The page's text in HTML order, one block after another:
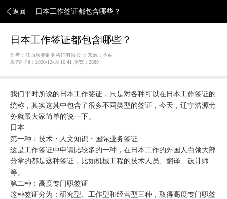
返回 日本工作签证都包含哪些？
日本工作签证都包含哪些？
作者：江西顺签商务咨询有限公司 来源：本站
发布时间：2020-12-16 16:41 浏览： 2889
我们平时所说的日本工作签证，只是对各种可以在日本工作签证的
统称，其实这其中包含了很多不同类型的签证，今天，辽宁浩源劳
务就跟大家简单的说一下。
日本
第一种：技术・人文知识・国际业务签证
这是工作签证中申请比较多的一种，在日本工作的外国人白领大部
分拿的都是这种签证，比如机械工程的技术人员、翻译、设计师
等。
第二种：高度专门职签证
这种签证分为：研究型、工作型和经营型三种，取得高度专门职签